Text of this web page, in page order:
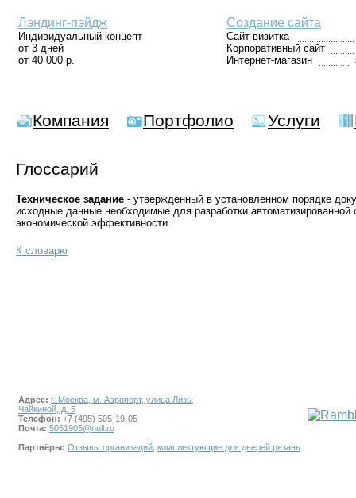
Лэндинг-пэйдж
Индивидуальный концепт
от 3 дней
от 40 000 р.
Создание сайта
Сайт-визитка
Корпоративный сайт
Интернет-магазин
Компания Портфолио Услуги
Глоссарий
Техническое задание - утвержденный в установленном порядке
исходные данные необходимые для разработки
экономической эффективности.
К словарю
Адрес: г. Москва, м. Аэропорт, улица Лизы
Чайкиной, д. 5
Телефон: +7 (495) 505-19-05
Почта: 5051905@null.ru
Партнёры: Отзывы организаций комплектующие для дверей рязань